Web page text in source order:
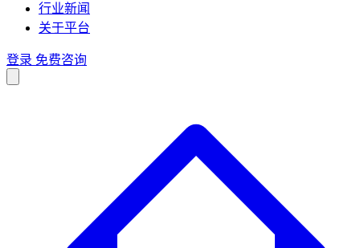
行业新闻
关于平台
登录 免费咨询